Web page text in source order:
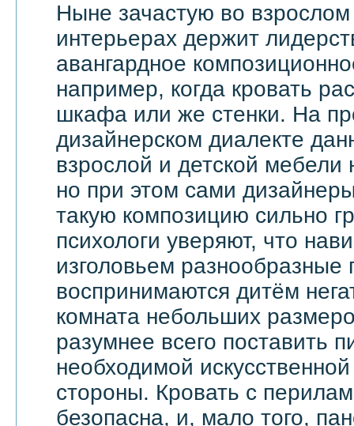
Ныне зачастую во
интерьерах держит
авангардное
например, когда кровать
шкафа или же стенки. На
дизайнерском диалекте
взрослой и детской
но при этом сами
такую композицию сильно
психологи уверяют, что
изголовьем разнообразные
воспринимаются дитём
комната небольших
разумнее всего поставить
необходимой
стороны. Кровать с
безопасна, и, мало того,